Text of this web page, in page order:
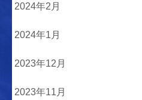
2024年2月
2024年1月
2023年12月
2023年11月